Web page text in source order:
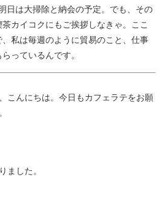
日は大掃除と納会の予定。でも、その
カイコクにもご挨拶しなきゃ。ここ
私は毎週のように貿易のこと、仕事
っているんです。
こんにちは。今日もカフェラテをお願
ました。